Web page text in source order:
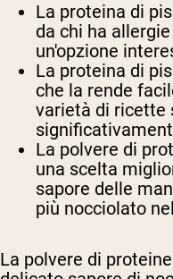
La proteina di
da chi ha
un'opzione
La proteina di
che la rende
varietà di ricette
La polvere di
una scelta
sapore delle
più nocciolato
La polvere di